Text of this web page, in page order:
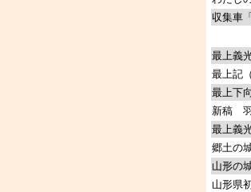
収集車
最上義
最上記
最上下
新稿 羽
最上義
郷土の
山形の
山形県